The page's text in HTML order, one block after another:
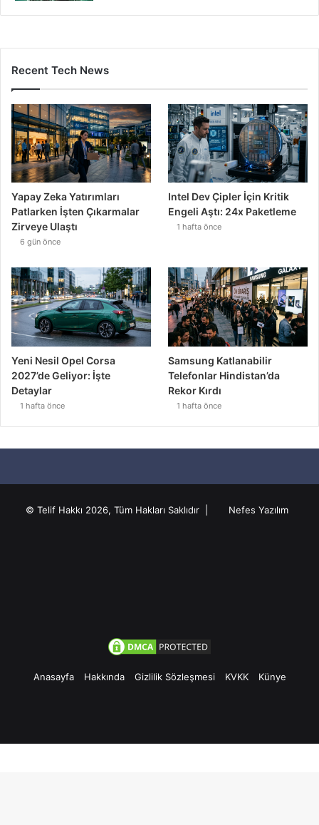
Recent Tech News
Yapay Zeka Yatırımları
Patlarken İşten Çıkarmalar
Zirveye Ulaştı
6 gün önce
Intel Dev Çipler İçin Kritik
Engeli Aştı: 24x Paketleme
1 hafta önce
Yeni Nesil Opel Corsa
2027’de Geliyor: İşte
Detaylar
1 hafta önce
Samsung Katlanabilir
Telefonlar Hindistan’da
Rekor Kırdı
1 hafta önce
© Telif Hakkı 2026, Tüm Hakları Saklıdır | Nefes Yazılım
Anasayfa Hakkında Gizlilik Sözleşmesi KVKK Künye